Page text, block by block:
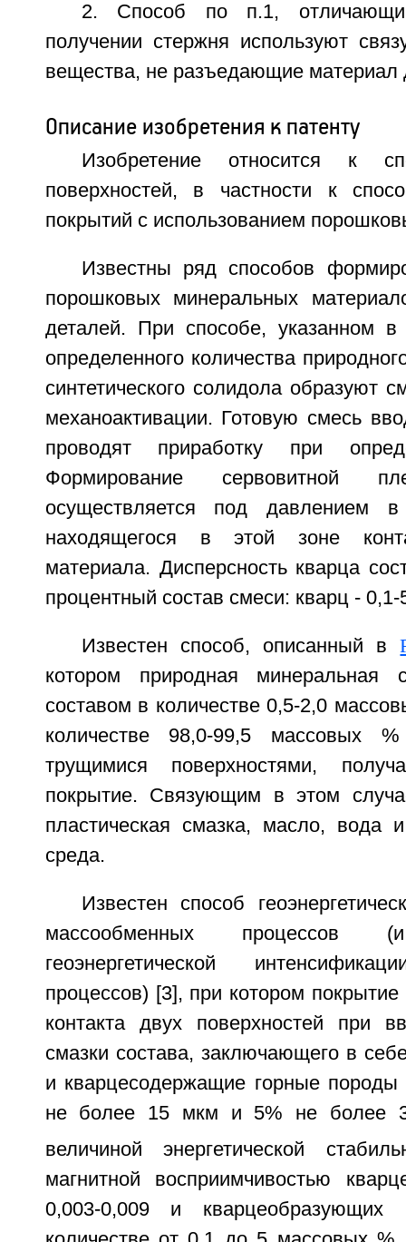
2. Способ по п.1,
получении стержня используют
вещества, не разъедающие материал
Описание изобретения к патенту
Изобретение относится к
поверхностей, в частности к
покрытий с использованием
Известны ряд способов
порошковых минеральных
деталей. При способе, указанном
определенного количества
синтетического солидола образуют
механоактивации. Готовую смесь
проводят приработку при
Формирование сервовитной
осуществляется под давлением
находящегося в этой зоне
материала. Дисперсность кварца
процентный состав смеси: кварц -
Известен способ, описанный в
котором природная
составом в количестве 0,5-2,0
количестве 98,0-99,5 массовых
трущимися поверхностями,
покрытие. Связующим в этом
пластическая смазка, масло, вода
среда.
Известен способ
массообменных
геоэнергетической
процессов) [3], при котором
контакта двух поверхностей при
смазки состава, заключающего в
и кварцесодержащие горные породы
не более 15 мкм и 5% не более
величиной энергетической
магнитной восприимчивостью
0,003-0,009 и